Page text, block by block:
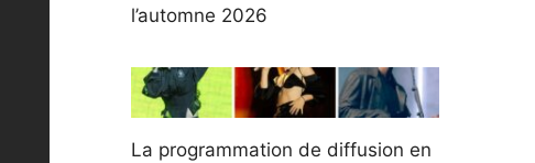
l’automne 2026
La programmation de diffusion en